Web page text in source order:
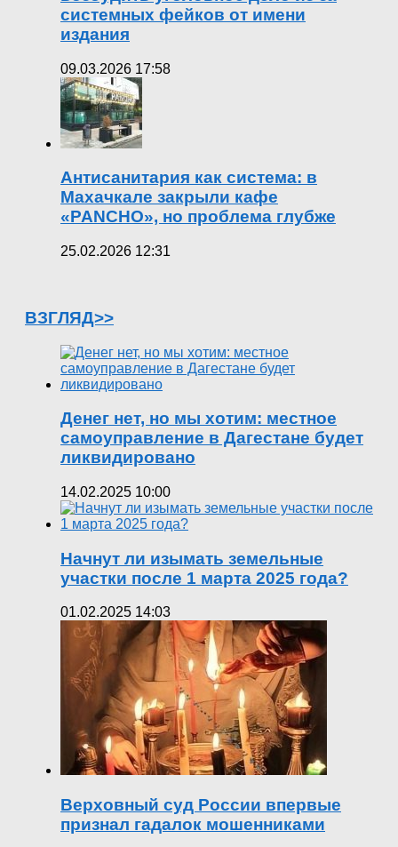
системных фейков от имени
издания
09.03.2026 17:58
Антисанитария как система: в
Махачкале закрыли кафе
«PANCHO», но проблема глубже
25.02.2026 12:31
ВЗГЛЯД>>
Денег нет, но мы хотим: местное
самоуправление в Дагестане будет
ликвидировано
14.02.2025 10:00
Начнут ли изымать земельные
участки после 1 марта 2025 года?
01.02.2025 14:03
Верховный суд России впервые
признал гадалок мошенниками